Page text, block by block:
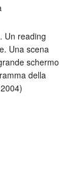
Un reading
Una scena
schermo
della